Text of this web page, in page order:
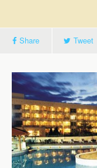
Share Tweet